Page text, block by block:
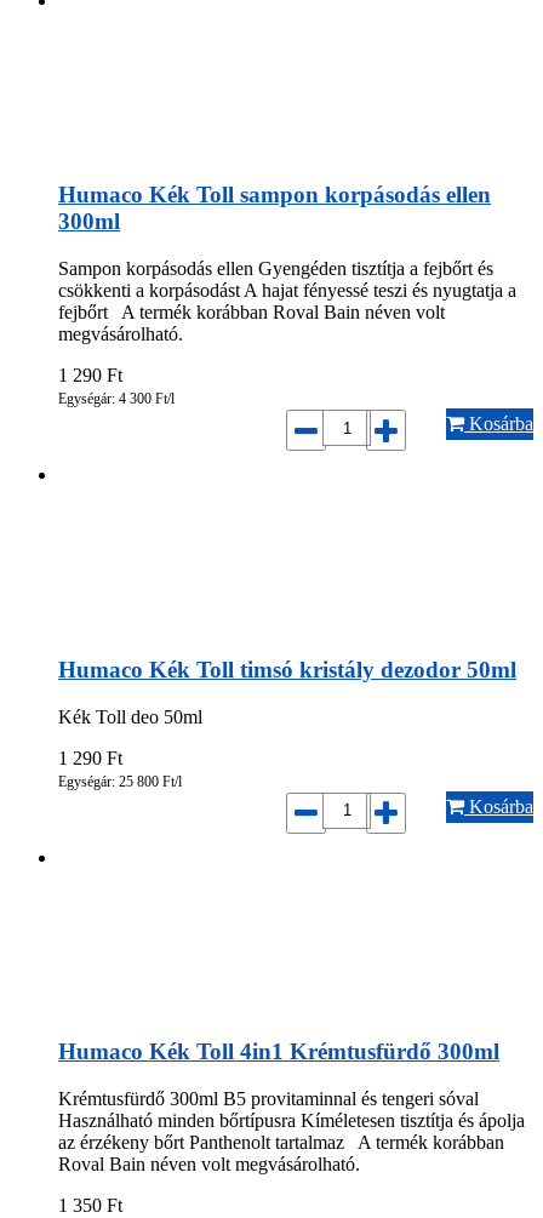
Humaco Kék Toll sampon korpásodás ellen
300ml
Sampon korpásodás ellen Gyengéden tisztítja a fejbőrt és
csökkenti a korpásodást A hajat fényessé teszi és nyugtatja a
fejbőrt A termék korábban Roval Bain néven volt
megvásárolható.
1 290 Ft
Egységár: 4 300 Ft/l
Kosárba
Humaco Kék Toll timsó kristály dezodor 50ml
Kék Toll deo 50ml
1 290 Ft
Egységár: 25 800 Ft/l
Kosárba
Humaco Kék Toll 4in1 Krémtusfürdő 300ml
Krémtusfürdő 300ml B5 provitaminnal és tengeri sóval
Használható minden bőrtípusra Kíméletesen tisztítja és ápolja
az érzékeny bőrt Panthenolt tartalmaz A termék korábban
Roval Bain néven volt megvásárolható.
1 350 Ft